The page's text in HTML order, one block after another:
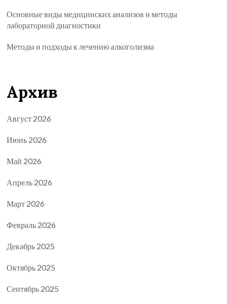
Основные виды медицинских анализов и методы
лабораторной диагностики
Методы и подходы к лечению алкоголизма
Архив
Август 2026
Июнь 2026
Май 2026
Апрель 2026
Март 2026
Февраль 2026
Декабрь 2025
Октябрь 2025
Сентябрь 2025